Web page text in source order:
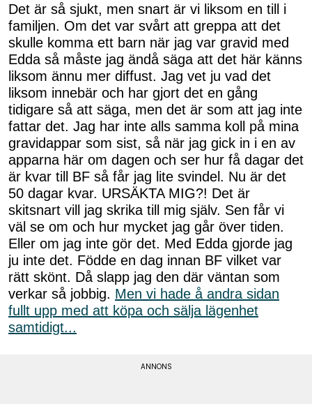
Det är så sjukt, men snart är vi liksom en till i
familjen. Om det var svårt att greppa att det
skulle komma ett barn när jag var gravid med
Edda så måste jag ändå säga att det här känns
liksom ännu mer diffust. Jag vet ju vad det
liksom innebär och har gjort det en gång
tidigare så att säga, men det är som att jag inte
fattar det. Jag har inte alls samma koll på mina
gravidappar som sist, så när jag gick in i en av
apparna här om dagen och ser hur få dagar det
är kvar till BF så får jag lite svindel. Nu är det
50 dagar kvar. URSÄKTA MIG?! Det är
skitsnart vill jag skrika till mig själv. Sen får vi
väl se om och hur mycket jag går över tiden.
Eller om jag inte gör det. Med Edda gjorde jag
ju inte det. Födde en dag innan BF vilket var
rätt skönt. Då slapp jag den där väntan som
verkar så jobbig. Men vi hade å andra sidan
fullt upp med att köpa och sälja lägenhet
samtidigt...